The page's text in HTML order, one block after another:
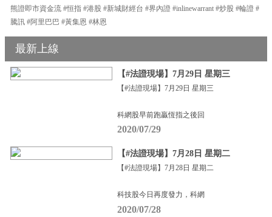
熊證即市資金流 #恒指 #港股 #新城財經台 #界內證 #inlinewarrant #炒股 #輪證 #
騰訊 #阿里巴巴 #黃集恩 #林恩
最新上線
【#法證現場】7月29日 星期三
【#法證現場】7月29日 星期三
科網股早前跑贏恆指之後回
2020/07/29
【#法證現場】7月28日 星期二
【#法證現場】7月28日 星期二
科技股今日再度發力，科網
2020/07/28